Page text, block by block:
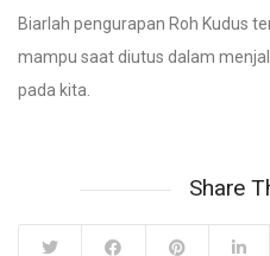
Biarlah pengurapan Roh Kudus
mampu saat diutus dalam
pada kita.
Share